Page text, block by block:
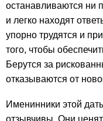
останавливаются ни
и легко находят
упорно трудятся и
того, чтобы
Берутся за
отказываются от
Именинники этой
отзывчивы. Они